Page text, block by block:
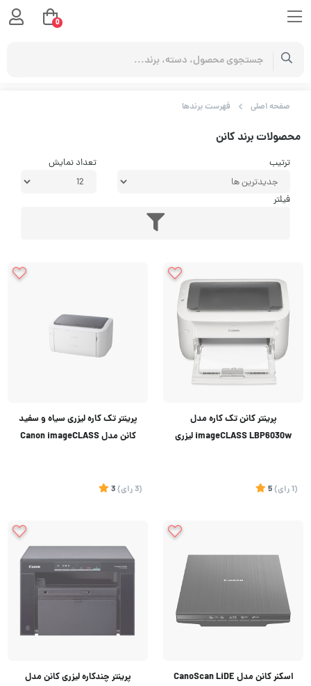
صفحه اصلی فهرست برندها
محصولات برند کانن
ترتیب تعداد نمایش
فیلتر
پرینتر کانن تک کاره مدل
imageCLASS LBP6030w لیزری
(1 رای)
5
پرینتر تک کاره لیزری سیاه و سفید
کانن مدل Canon imageCLASS
(3 رای)
3
اسکنر کانن مدل CanoScan LiDE
پرینتر چندکاره لیزری کانن مدل
0